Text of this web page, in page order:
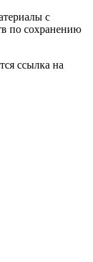
с
по сохранению
ссылка на